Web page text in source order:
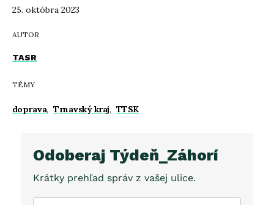
25. októbra 2023
AUTOR
TASR
TÉMY
doprava, Trnavský kraj, TTSK
Odoberaj Týdeň_Záhorí
Krátky prehľad správ z vašej ulice.